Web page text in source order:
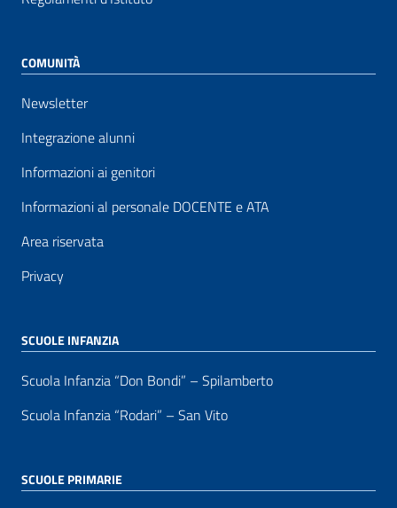
COMUNITÀ
Newsletter
Integrazione alunni
Informazioni ai genitori
Informazioni al personale DOCENTE e ATA
Area riservata
Privacy
SCUOLE INFANZIA
Scuola Infanzia “Don Bondi” – Spilamberto
Scuola Infanzia “Rodari” – San Vito
SCUOLE PRIMARIE